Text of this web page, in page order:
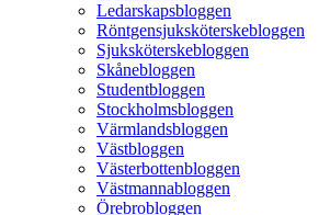
Ledarskapsbloggen
Röntgensjuksköterskebloggen
Sjuksköterskebloggen
Skånebloggen
Studentbloggen
Stockholmsbloggen
Värmlandsbloggen
Västbloggen
Västerbottenbloggen
Västmannabloggen
Örebrobloggen